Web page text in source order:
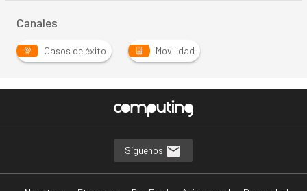
Canales
Casos de éxito Movilidad
Síguenos